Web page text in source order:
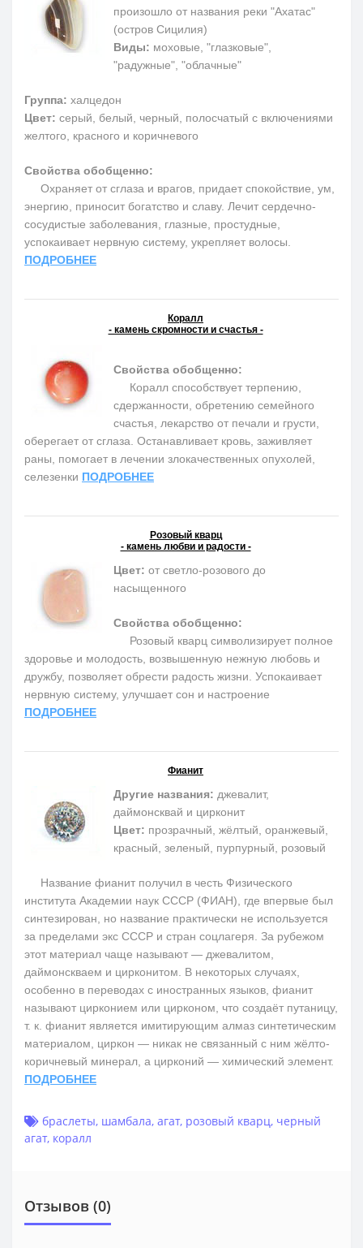
произошло от названия реки "Ахатас"
(остров Сицилия)
Виды: моховые, "глазковые",
"радужные", "облачные"
Группа: халцедон
Цвет: серый, белый, черный, полосчатый с включениями
желтого, красного и коричневого
Свойства обобщенно:
Охраняет от сглаза и врагов, придает спокойствие, ум,
энергию, приносит богатство и славу. Лечит сердечно-
сосудистые заболевания, глазные, простудные,
успокаивает нервную систему, укрепляет волосы.
ПОДРОБНЕЕ
Коралл
- камень скромности и счастья -
Свойства обобщенно:
Коралл способствует терпению,
сдержанности, обретению семейного
счастья, лекарство от печали и грусти,
оберегает от сглаза. Останавливает кровь, заживляет
раны, помогает в лечении злокачественных опухолей,
селезенки ПОДРОБНЕЕ
Розовый кварц
- камень любви и радости -
Цвет: от светло-розового до
насыщенного
Свойства обобщенно:
Розовый кварц символизирует полное
здоровье и молодость, возвышенную нежную любовь и
дружбу, позволяет обрести радость жизни. Успокаивает
нервную систему, улучшает сон и настроение
ПОДРОБНЕЕ
Фианит
Другие названия: джевалит,
даймонсквай и цирконит
Цвет: прозрачный, жёлтый, оранжевый,
красный, зеленый, пурпурный, розовый
Название фианит получил в честь Физического
института Академии наук СССР (ФИАН), где впервые был
синтезирован, но название практически не используется
за пределами экс СССР и стран соцлагеря. За рубежом
этот материал чаще называют — джевалитом,
даймонскваем и цирконитом. В некоторых случаях,
особенно в переводах с иностранных языков, фианит
называют цирконием или цирконом, что создаёт путаницу,
т. к. фианит является имитирующим алмаз синтетическим
материалом, циркон — никак не связанный с ним жёлто-
коричневый минерал, а цирконий — химический элемент.
ПОДРОБНЕЕ
браслеты, шамбала, агат, розовый кварц, черный
агат, коралл
Отзывов (0)